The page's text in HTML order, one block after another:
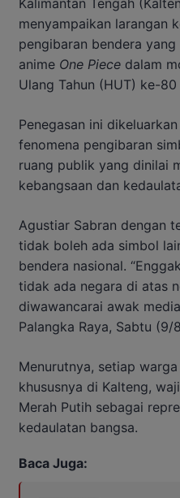
Kalimantan Tengah
menyampaikan larangan
pengibaran bendera
anime One Piece dalam
Ulang Tahun (HUT) ke-
Penegasan ini
fenomena pengibaran
ruang publik yang dinilai
kebangsaan dan
Agustiar Sabran dengan
tidak boleh ada simbol
bendera nasional.
tidak ada negara di atas
diwawancarai awak
Palangka Raya, Sabtu (9/
Menurutnya, setiap
khususnya di Kalteng,
Merah Putih sebagai
kedaulatan bangsa.
Baca Juga: